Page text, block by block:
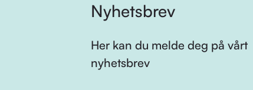
Nyhetsbrev
Her kan du melde deg på vårt
nyhetsbrev